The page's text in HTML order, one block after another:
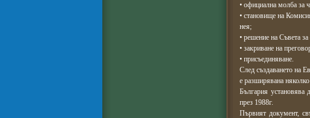
• официална молба за
• становище на
нея;
• решение на Съвета
• закриване на
• присъединяване.
След създаването на
е разширявана
България
през 1988г.
Първият документ,